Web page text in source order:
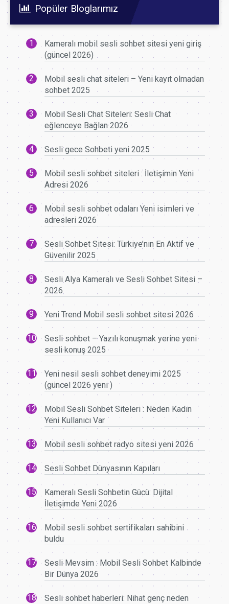
Popüler Bloglarımız
Kameralı mobil sesli sohbet sitesi yeni giriş
(güncel 2026)
Mobil sesli chat siteleri – Yeni kayıt olmadan
sohbet 2025
Mobil Sesli Chat Siteleri: Sesli Chat
eğlenceye Bağlan 2026
Sesli gece Sohbeti yeni 2025
Mobil sesli sohbet siteleri : İletişimin Yeni
Adresi 2026
Mobil sesli sohbet odaları Yeni isimleri ve
adresleri 2026
Sesli Sohbet Sitesi: Türkiye’nin En Aktif ve
Güvenilir 2025
Sesli Alya Kameralı ve Sesli Sohbet Sitesi –
2026
Yeni Trend Mobil sesli sohbet sitesi 2026
Sesli sohbet – Yazılı konuşmak yerine yeni
sesli konuş 2025
Yeni nesil sesli sohbet deneyimi 2025
(güncel 2026 yeni )
Mobil Sesli Sohbet Siteleri : Neden Kadın
Yeni Kullanıcı Var
Mobil sesli sohbet radyo sitesi yeni 2026
Sesli Sohbet Dünyasının Kapıları
Kameralı Sesli Sohbetin Gücü: Dijital
İletişimde Yeni 2026
Mobil sesli sohbet sertifikaları sahibini
buldu
Sesli Mevsim : Mobil Sesli Sohbet Kalbinde
Bir Dünya 2026
Sesli sohbet haberleri: Nihat genç neden